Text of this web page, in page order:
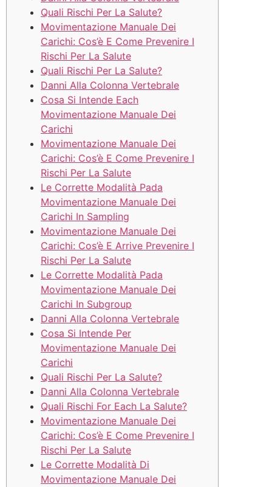
Quali Rischi Per La Salute?
Movimentazione Manuale Dei
Carichi: Cos’è E Come Prevenire I
Rischi Per La Salute
Quali Rischi Per La Salute?
Danni Alla Colonna Vertebrale
Cosa Si Intende Each
Movimentazione Manuale Dei
Carichi
Movimentazione Manuale Dei
Carichi: Cos’è E Come Prevenire I
Rischi Per La Salute
Le Corrette Modalità Pada
Movimentazione Manuale Dei
Carichi In Sampling
Movimentazione Manuale Dei
Carichi: Cos’è E Arrive Prevenire I
Rischi Per La Salute
Le Corrette Modalità Pada
Movimentazione Manuale Dei
Carichi In Subgroup
Danni Alla Colonna Vertebrale
Cosa Si Intende Per
Movimentazione Manuale Dei
Carichi
Quali Rischi Per La Salute?
Danni Alla Colonna Vertebrale
Quali Rischi For Each La Salute?
Movimentazione Manuale Dei
Carichi: Cos’è E Come Prevenire I
Rischi Per La Salute
Le Corrette Modalità Di
Movimentazione Manuale Dei